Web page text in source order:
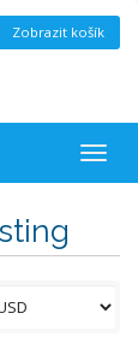
Zobrazit košík